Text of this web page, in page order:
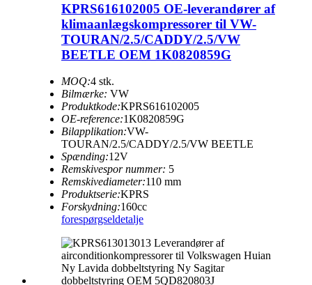
KPRS616102005 OE-leverandører af
klimaanlægskompressorer til VW-
TOURAN/2.5/CADDY/2.5/VW
BEETLE OEM 1K0820859G
MOQ:4 stk.
Bilmærke: VW
Produktkode:KPRS616102005
OE-reference:1K0820859G
Bilapplikation:VW-
TOURAN/2.5/CADDY/2.5/VW BEETLE
Spænding:12V
Remskivespor nummer: 5
Remskivediameter:110 mm
Produktserie:KPRS
Forskydning:160cc
forespørgseldetalje